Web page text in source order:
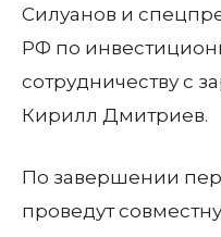
Силуанов и
РФ по
сотрудничеству с
Кирилл Дмитриев.
По завершении
проведут